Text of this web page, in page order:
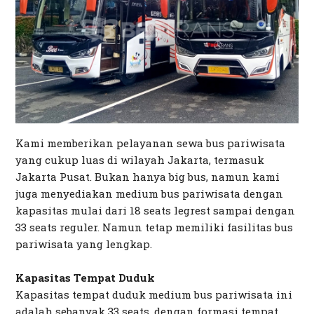
Kami memberikan pelayanan sewa bus pariwisata
yang cukup luas di wilayah Jakarta, termasuk
Jakarta Pusat. Bukan hanya big bus, namun kami
juga menyediakan medium bus pariwisata dengan
kapasitas mulai dari 18 seats legrest sampai dengan
33 seats reguler. Namun tetap memiliki fasilitas bus
pariwisata yang lengkap.
Kapasitas Tempat Duduk
Kapasitas tempat duduk medium bus pariwisata ini
adalah sebanyak 33 seats, dengan formasi tempat